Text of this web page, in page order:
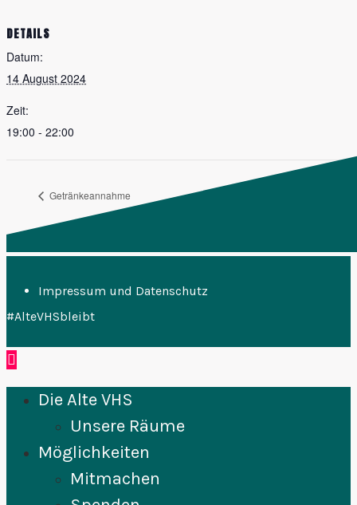
DETAILS
Datum:
14 August 2024
Zeit:
19:00 - 22:00
Getränkeannahme
Impressum und Datenschutz
#AlteVHSbleibt
Die Alte VHS
Unsere Räume
Möglichkeiten
Mitmachen